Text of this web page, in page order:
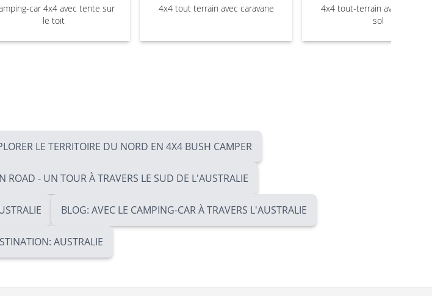
car 4x4 avec tente sur
le toit
4x4 tout terrain avec caravane
4x4 tout-terrain avec tente
sol
LE TERRITOIRE DU NORD EN 4X4 BUSH CAMPER
ROAD - UN TOUR À TRAVERS LE SUD DE L'AUSTRALIE
BLOG: AVEC LE CAMPING-CAR À TRAVERS L'AUSTRALIE
AUSTRALIE